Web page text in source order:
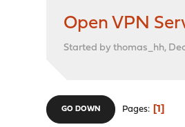
Open VPN
Started by thomas_hh,
GO DOWN Pages 1